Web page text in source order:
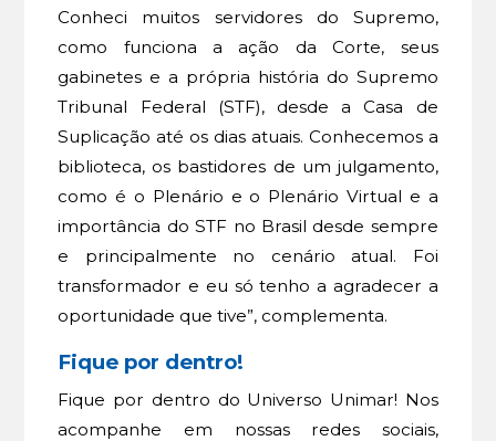
Conheci muitos servidores do Supremo,
como funciona a ação da Corte, seus
gabinetes e a própria história do Supremo
Tribunal Federal (STF), desde a Casa de
Suplicação até os dias atuais. Conhecemos a
biblioteca, os bastidores de um julgamento,
como é o Plenário e o Plenário Virtual e a
importância do STF no Brasil desde sempre
e principalmente no cenário atual. Foi
transformador e eu só tenho a agradecer a
oportunidade que tive”, complementa.
Fique por dentro!
Fique por dentro do Universo Unimar! Nos
acompanhe em nossas redes sociais,